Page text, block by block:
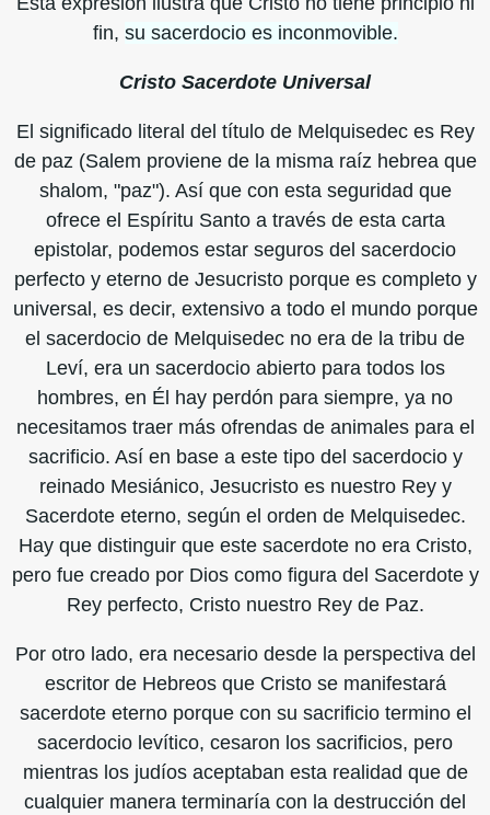
fin, su sacerdocio es inconmovible.
Cristo Sacerdote Universal
El significado literal del título de Melquisedec es Rey
de paz (Salem proviene de la misma raíz hebrea que
shalom, "paz"). Así que con esta seguridad que
ofrece el Espíritu Santo a través de esta carta
epistolar, podemos estar seguros del sacerdocio
perfecto y eterno de Jesucristo porque es completo y
universal, es decir, extensivo a todo el mundo porque
el sacerdocio de Melquisedec no era de la tribu de
Leví, era un sacerdocio abierto para todos los
hombres, en Él hay perdón para siempre, ya no
necesitamos traer más ofrendas de animales para el
sacrificio. Así en base a este tipo del sacerdocio y
reinado Mesiánico, Jesucristo es nuestro Rey y
Sacerdote eterno, según el orden de Melquisedec.
Hay que distinguir que este sacerdote no era Cristo,
pero fue creado por Dios como figura del Sacerdote y
Rey perfecto, Cristo nuestro Rey de Paz.
Por otro lado, era necesario desde la perspectiva del
escritor de Hebreos que Cristo se manifestará
sacerdote eterno porque con su sacrificio termino el
sacerdocio levítico, cesaron los sacrificios, pero
mientras los judíos aceptaban esta realidad que de
cualquier manera terminaría con la destrucción del